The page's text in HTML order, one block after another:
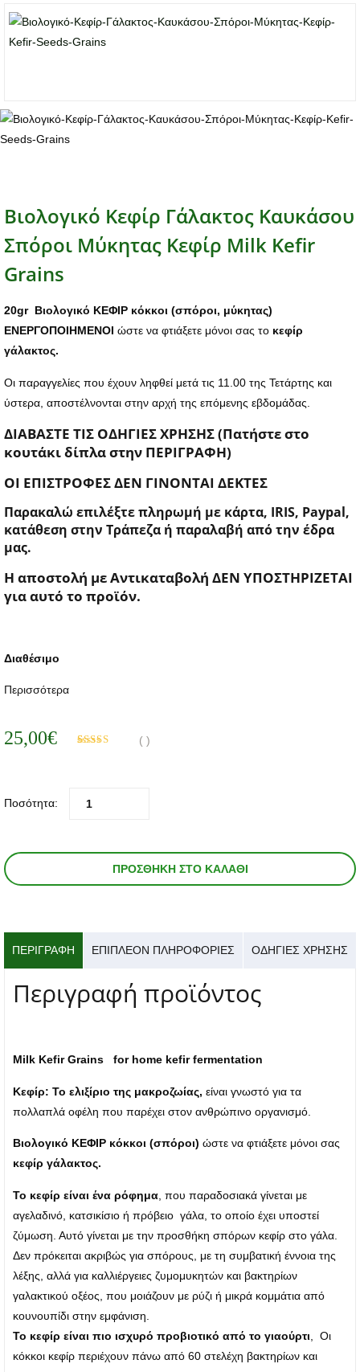
Βιολογικό Κεφίρ Γάλακτος Καυκάσου
Σπόροι Μύκητας Κεφίρ Milk Kefir
Grains
20gr Βιολογικό ΚΕΦΙΡ κόκκοι (σπόροι, μύκητας)
ΕΝΕΡΓΟΠΟΙΗΜΕΝΟΙ ώστε να φτιάξετε μόνοι σας το κεφίρ
γάλακτος.
Οι παραγγελίες που έχουν ληφθεί μετά τις 11.00 της Τετάρτης και
ύστερα, αποστέλνονται στην αρχή της επόμενης εβδομάδας.
ΔΙΑΒΑΣΤΕ ΤΙΣ ΟΔΗΓΙΕΣ ΧΡΗΣΗΣ (Πατήστε στο
κουτάκι δίπλα στην ΠΕΡΙΓΡΑΦΗ)
ΟΙ ΕΠΙΣΤΡΟΦΕΣ ΔΕΝ ΓΙΝΟΝΤΑΙ ΔΕΚΤΕΣ
Παρακαλώ επιλέξτε πληρωμή με κάρτα, IRIS, Paypal,
κατάθεση στην Τράπεζα ή παραλαβή από την έδρα
μας.
Η αποστολή με Αντικαταβολή ΔΕΝ ΥΠΟΣΤΗΡΙΖΕΤΑΙ
για αυτό το προϊόν.
Διαθέσιμο
Περισσότερα
25,00€ ( )
Ποσότητα:
ΠΡΟΣΘΉΚΗ ΣΤΟ ΚΑΛΆΘΙ
ΠΕΡΙΓΡΑΦΉ ΕΠΙΠΛΈΟΝ ΠΛΗΡΟΦΟΡΊΕΣ ΟΔΗΓΙΕΣ ΧΡΗΣΗΣ
Περιγραφή προϊόντος
Milk Kefir Grains for home kefir fermentation
Κεφίρ: Το ελιξίριο της μακροζωίας, είναι γνωστό για τα
πολλαπλά οφέλη που παρέχει στον ανθρώπινο οργανισμό.
Βιολογικό ΚΕΦΙΡ κόκκοι (σπόροι) ώστε να φτιάξετε μόνοι σας
κεφίρ γάλακτος.
Το κεφίρ είναι ένα ρόφημα , που παραδοσιακά γίνεται με
αγελαδινό, κατσικίσιο ή πρόβειο γάλα, το οποίο έχει υποστεί
ζύμωση. Αυτό γίνεται με την προσθήκη σπόρων κεφίρ στο γάλα.
Δεν πρόκειται ακριβώς για σπόρους, με τη συμβατική έννοια της
λέξης, αλλά για καλλιέργειες ζυμομυκητών και βακτηρίων
γαλακτικού οξέος, που μοιάζουν με ρύζι ή μικρά κομμάτια από
κουνουπίδι στην εμφάνιση.
Το κεφίρ είναι πιο ισχυρό προβιοτικό από το γιαούρτι , Οι
κόκκοι κεφίρ περιέχουν πάνω από 60 στελέχη βακτηρίων και